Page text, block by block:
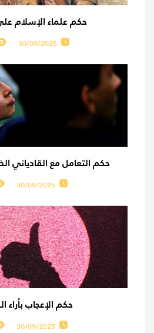
حكم علماء الإسلام
30/09/2025
حكم التعامل مع القادياني
30/09/2025
حكم الإعجاب بأراء
30/09/2025